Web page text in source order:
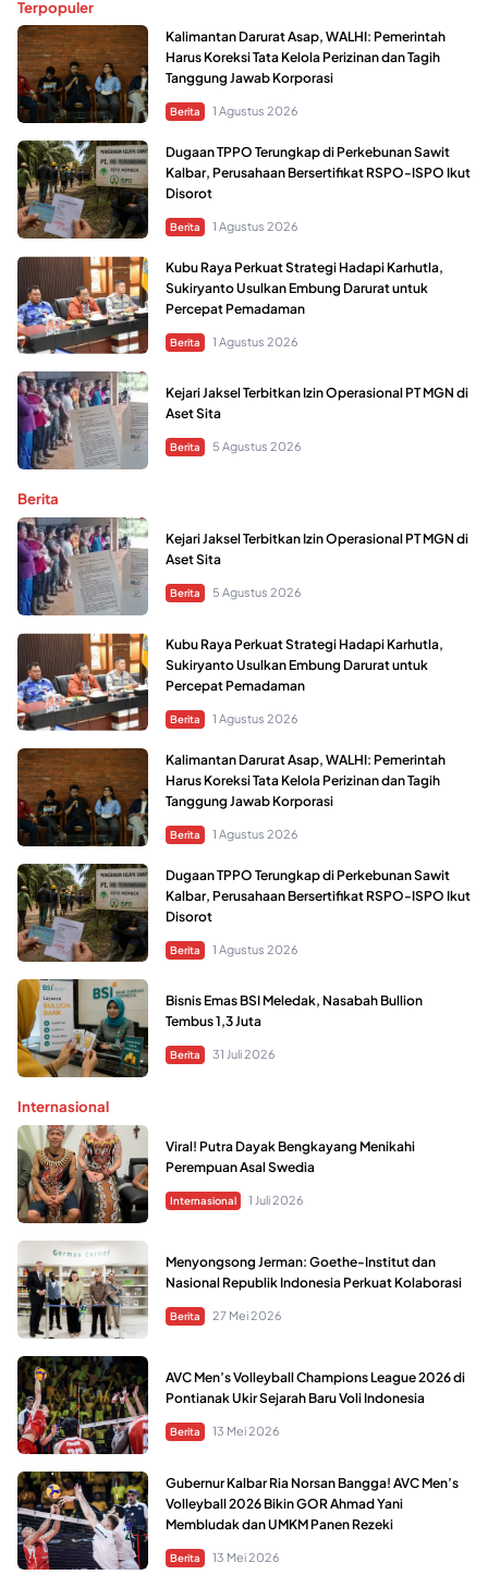
Terpopuler
Kalimantan Darurat Asap, WALHI: Pemerintah
Harus Koreksi Tata Kelola Perizinan dan Tagih
Tanggung Jawab Korporasi
Berita 1 Agustus 2026
Dugaan TPPO Terungkap di Perkebunan Sawit
Kalbar, Perusahaan Bersertifikat RSPO-ISPO Ikut
Disorot
Berita 1 Agustus 2026
Kubu Raya Perkuat Strategi Hadapi Karhutla,
Sukiryanto Usulkan Embung Darurat untuk
Percepat Pemadaman
Berita 1 Agustus 2026
Kejari Jaksel Terbitkan Izin Operasional PT MGN di
Aset Sita
Berita 5 Agustus 2026
Berita
Kejari Jaksel Terbitkan Izin Operasional PT MGN di
Aset Sita
Berita 5 Agustus 2026
Kubu Raya Perkuat Strategi Hadapi Karhutla,
Sukiryanto Usulkan Embung Darurat untuk
Percepat Pemadaman
Berita 1 Agustus 2026
Kalimantan Darurat Asap, WALHI: Pemerintah
Harus Koreksi Tata Kelola Perizinan dan Tagih
Tanggung Jawab Korporasi
Berita 1 Agustus 2026
Dugaan TPPO Terungkap di Perkebunan Sawit
Kalbar, Perusahaan Bersertifikat RSPO-ISPO Ikut
Disorot
Berita 1 Agustus 2026
Bisnis Emas BSI Meledak, Nasabah Bullion
Tembus 1,3 Juta
Berita 31 Juli 2026
Internasional
Viral! Putra Dayak Bengkayang Menikahi
Perempuan Asal Swedia
Internasional 1 Juli 2026
Menyongsong Jerman: Goethe-Institut dan
Nasional Republik Indonesia Perkuat Kolaborasi
Berita 27 Mei 2026
AVC Men’s Volleyball Champions League 2026 di
Pontianak Ukir Sejarah Baru Voli Indonesia
Berita 13 Mei 2026
Gubernur Kalbar Ria Norsan Bangga! AVC Men’s
Volleyball 2026 Bikin GOR Ahmad Yani
Membludak dan UMKM Panen Rezeki
Berita 13 Mei 2026